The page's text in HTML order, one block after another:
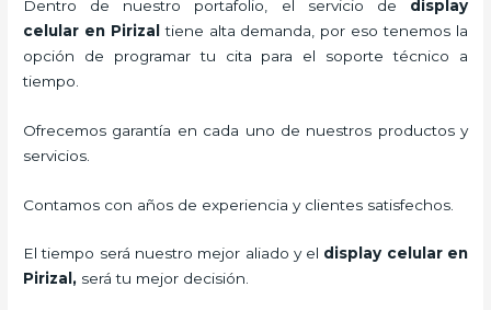
Dentro de nuestro portafolio, el servicio de display
celular en Pirizal tiene alta demanda, por eso tenemos la
opción de programar tu cita para el soporte técnico a
tiempo.
Ofrecemos garantía en cada uno de nuestros productos y
servicios.
Contamos con años de experiencia y clientes satisfechos.
El tiempo será nuestro mejor aliado y el display celular en
Pirizal, será tu mejor decisión.